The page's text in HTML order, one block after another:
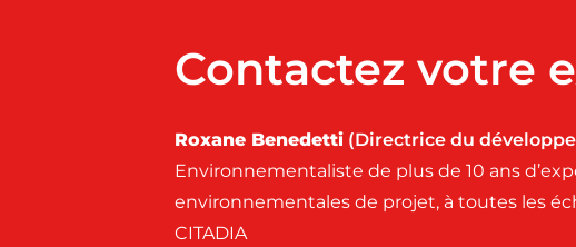
Contactez votre
Roxane Benedetti (Directrice du
Environnementaliste de plus de 10 ans
environnementales de projet, à toutes les
CITADIA